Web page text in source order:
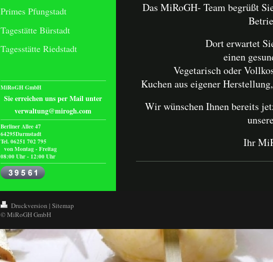
Das MiRoGH- Team begrüßt
Dort erwartet
einen
Vegetarisch oder
Kuchen aus eigener
Wir wünschen Ihnen bereits
Ihr
Primes Pfungstadt
Tagestätte Bürstadt
Tagesstätte Riedstadt
MiRoGH GmbH
Sie erreichen uns per Mail unter
verwaltung@mirogh.com
Berliner Allee 47
64295Darmstadt
Tel. 06251 702 795
von Montag - Freitag
08:00 Uhr - 12:00 Uhr
Druckversion | Sitemap
© MiRoGH GmbH